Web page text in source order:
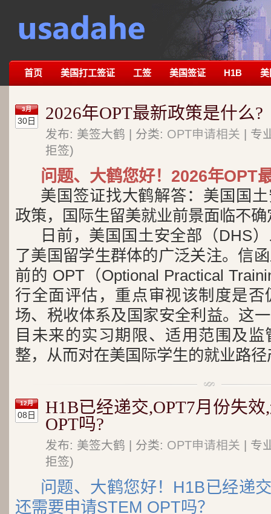
首页 美国打工签证 工签 美国签证 H1B 美
3月
30日 2026年OPT最新政策是什么?
发布: 美签大鹤 | 分类: OPT申请相关 | 专
拒签)
问题、大鹤您好！2026年OPT
美国签证找大鹤解答：美国国
政策，国际生留美就业前景面临不确
日前，美国国土安全部（DHS
了美国留学生群体的广泛关注。信
前的 OPT（Optional Practical
行全面评估，重点审视该制度是
场、税收体系及国家安全利益。这
目未来的实习期限、适用范围及
整，从而对在美国际学生的就业路
12月
08日
H1B已经递交,OPT7月份失
OPT吗?
发布: 美签大鹤 | 分类: OPT申请相关 | 专
拒签)
问题、大鹤您好！H1B已经递
还需要申请STEM OPT吗？